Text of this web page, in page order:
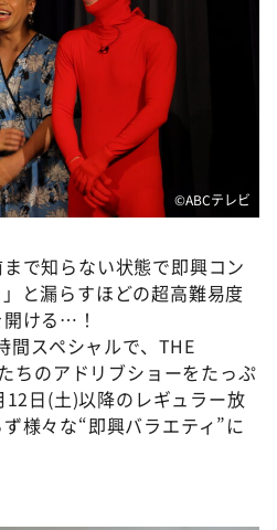
©️ABCテレビ
で知らない状態で即興コン
と漏らすほどの超高難易度
開ける…！
間スペシャルで、THE
ちのアドリブショーをたっぷ
日(土)以降のレギュラー放
様々な“即興バラエティ”に